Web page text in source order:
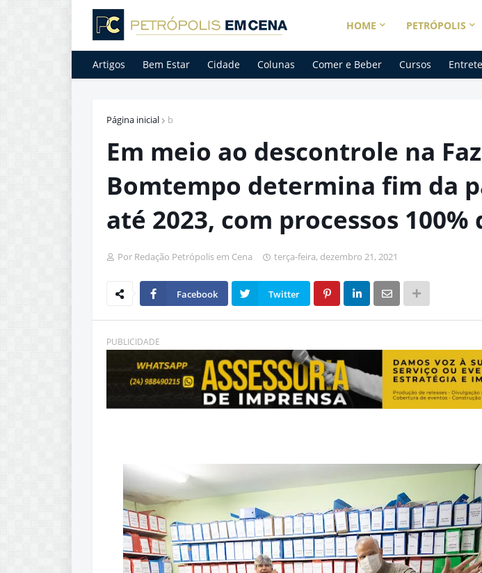
HOME PETRÓPOLIS
Artigos Bem Estar Cidade Colunas Comer e Beber Cursos
Página inicial b
Em meio ao descontrole na
Bomtempo determina fim da
até 2023, com processos
Por Redação Petrópolis em Cena terça-feira, dezembro 21, 2021
Facebook Twitter
PUBLICIDADE